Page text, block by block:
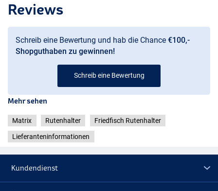
Reviews
Schreib eine Bewertung und hab die Chance €100,-
Shopguthaben zu gewinnen!
Schreib eine Bewertung
Mehr sehen
Matrix Rutenhalter Friedfisch Rutenhalter
Lieferanteninformationen
Kundendienst